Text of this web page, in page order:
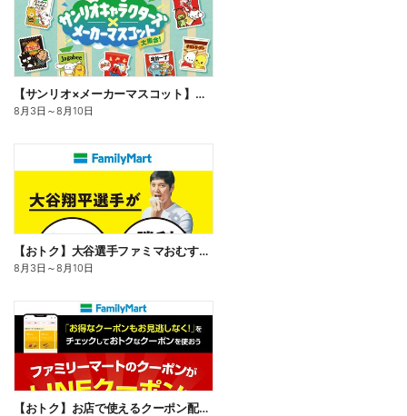
【サンリオ×メーカーマスコット】オリジナルグッズ貰える!
8月3日 ～8月10日
【おトク】大谷選手ファミマおむすび割
8月3日 ～8月10日
【おトク】お店で使えるクーポン配信中